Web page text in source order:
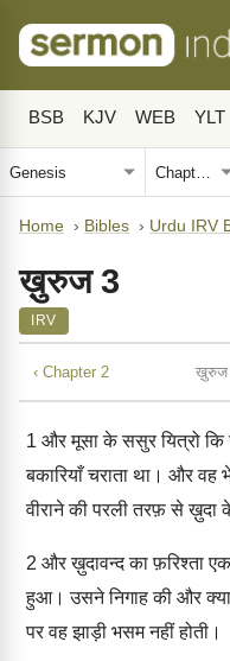
BSB KJV WEB YLT
Home › Bibles › Urdu IRV
ख़ुरुज 3
IRV
‹ Chapter 2 ख़ुरुज
1 और मूसा के ससुर यित्रो कि
बकारियाँ चराता था। और
वीराने की परली तरफ़ से ख़ुदा
2 और ख़ुदावन्द का फ़रिश्ता
हुआ। उसने निगाह की और
पर वह झाड़ी भसम नहीं होती।